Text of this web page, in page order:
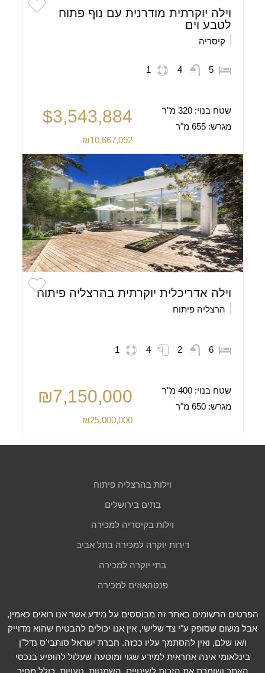
וילה יוקרתית מודרנית עם נוף פתוח
לטבע וים
קיסריה
5
4
1
שטח בנוי:320 מ"ר
מגרש:655 מ"ר
$3,543,884
₪10,667,092
וילה אדריכלית יוקרתית בהרצליה פיתוח
הרצליה פיתוח
6
2
4
1
שטח בנוי:400 מ"ר
מגרש:650 מ"ר
₪7,150,000
₪25,000,000
וילות בהרצליה פיתוח
בתים בירושלים
וילות בקיסריה למכירה
דירות יוקרה למכירה בתל אביב
בתי יוקרה למכירה
פנטהאוזים למכירה
הפרטים הרשומים באתר זה מבוססים על מידע אשר אנו רואים כאמין,
אבל משום שסופק ע"י צד שלישי, אין אנו יכולים להבטיח שהוא מדוייק
ו/או שלם, ואין להסתמך עליו ככזה. חברת ישראל סותבי'ס נדל"ן
בינלאומי אינה אחראית למידע שגוי ומוטעה שעלול להופיע בנכסי
האתר ושומרת את הזכות לשינויים, השמטות, טעויות, כולל מחיר